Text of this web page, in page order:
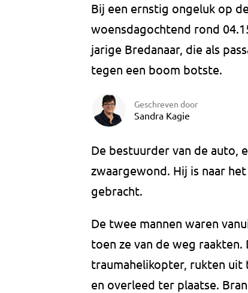
Bij een ernstig ongeluk op
woensdagochtend rond
jarige Bredanaar, die als
tegen een boom botste.
Geschreven door
Sandra Kagie
De bestuurder van de auto,
zwaargewond. Hij is naar
gebracht.
De twee mannen waren
toen ze van de weg
traumahelikopter, rukten uit
en overleed ter plaatse.